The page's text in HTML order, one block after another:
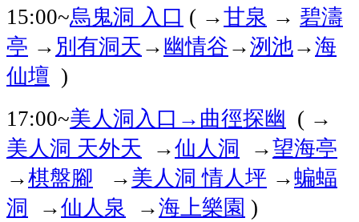
15:00~烏鬼洞 入口 ( →甘泉 → 碧濤
亭 → 別有洞天 → 幽情谷 →洌池→海
仙壇 )
17:00~美人洞入口→曲徑探幽 ( →
美人洞 天外天 →仙人洞 →望海亭
→棋盤腳 → 美人洞 情人坪 →蝙蝠
洞 →仙人泉 →海上樂園 )